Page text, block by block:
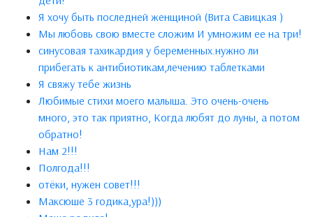
Я хочу быть последней женщиной (Вита Савицкая )
Мы любовь свою вместе сложим И умножим ее на три!
синусовая тахикардия у беременных.нужно ли
прибегать к антибиотикам,лечению таблетками
Я свяжу тебе жизнь
Любимые стихи моего малыша. Это очень-очень
много, это так приятно, Когда любят до луны, а потом
обратно!
Нам 2!!!
Полгода!!!
отёки, нужен совет!!!
Максюше 3 годика,ура!)))